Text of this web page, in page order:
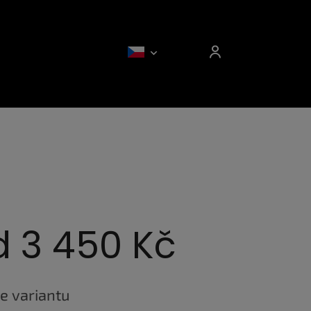
3 450 Kč
variantu